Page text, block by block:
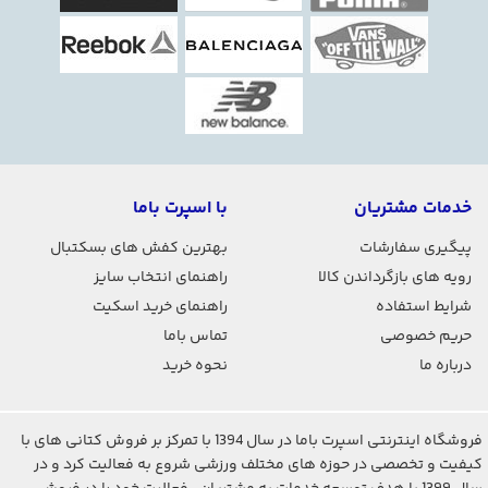
خدمات مشتریان
پیگیری سفارشات
رویه های بازگرداندن کالا
شرایط استفاده
حریم خصوصی
درباره ما
با اسپرت باما
بهترین کفش های بسکتبال
راهنمای انتخاب سایز
راهنمای خرید اسکیت
تماس باما
نحوه خرید
فروشگاه اینترنتی اسپرت باما در سال 1394 با تمرکز بر فروش کتانی های با
کیفیت و تخصصی در حوزه های مختلف ورزشی شروع به فعالیت کرد و در